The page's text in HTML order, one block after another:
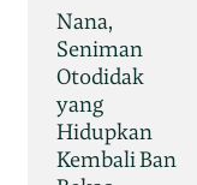
Nana,
Seniman
Otodidak
yang
Hidupkan
Kembali Ban